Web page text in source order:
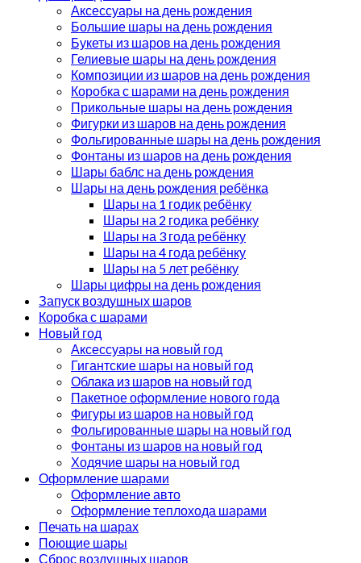
Аксессуары на день рождения
Большие шары на день рождения
Букеты из шаров на день рождения
Гелиевые шары на день рождения
Композиции из шаров на день рождения
Коробка с шарами на день рождения
Прикольные шары на день рождения
Фигурки из шаров на день рождения
Фольгированные шары на день рождения
Фонтаны из шаров на день рождения
Шары баблс на день рождения
Шары на день рождения ребёнка
Шары на 1 годик ребёнку
Шары на 2 годика ребёнку
Шары на 3 года ребёнку
Шары на 4 года ребёнку
Шары на 5 лет ребёнку
Шары цифры на день рождения
Запуск воздушных шаров
Коробка с шарами
Новый год
Аксессуары на новый год
Гигантские шары на новый год
Облака из шаров на новый год
Пакетное оформление нового года
Фигуры из шаров на новый год
Фольгированные шары на новый год
Фонтаны из шаров на новый год
Ходячие шары на новый год
Оформление шарами
Оформление авто
Оформление теплохода шарами
Печать на шарах
Поющие шары
Сброс воздушных шаров